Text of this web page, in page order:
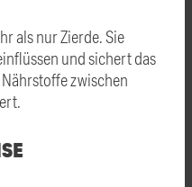
als nur Zierde. Sie
und sichert das
zwischen